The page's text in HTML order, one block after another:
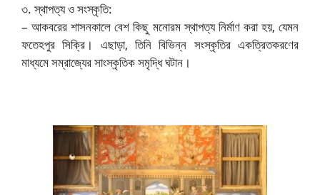
৩. স্থাপত্য ও সংস্কৃতি:
– আকবরের শাসনকালে বেশ কিছু মনোরম স্থাপত্য নির্মাণ করা হয়, যেমন
ফতেহপুর সিক্রি। এছাড়া, তিনি বিভিন্ন সংস্কৃতির একত্রিতকরণের
মাধ্যমে সম্রাজ্যের সাংস্কৃতিক সমৃদ্ধি ঘটান।